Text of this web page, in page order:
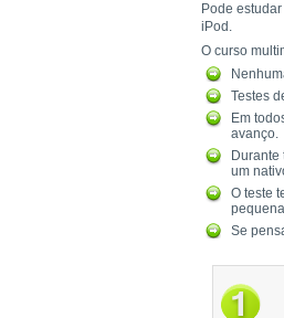
Pode
iPod.
O curso
Testes
Em
avanço.
um
O teste
Se